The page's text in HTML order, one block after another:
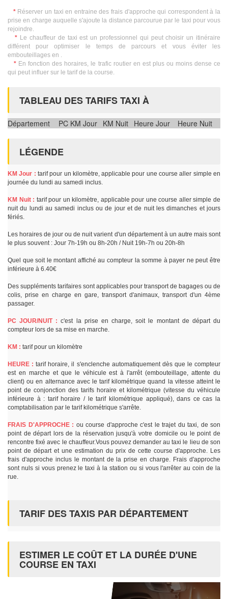
*Réserver un taxi en entraine des frais d'approche qui correspondent à la
prise en charge auquelle s'ajoute la distance parcourue par le taxi pour vous
rejoindre.
* Le chauffeur de taxi est un professionnel qui peut choisir un itinéraire
différent pour optimiser le temps de parcours et vous éviter les
embouteillages en .
* En fonction des horaires, le trafic routier en est plus ou moins dense ce
qui peut influer sur le tarif de la course.
TABLEAU DES TARIFS TAXI À
Département PC KM Jour KM Nuit Heure Jour Heure Nuit
LÉGENDE
KM Jour : tarif pour un kilomètre, applicable pour une course aller simple en
journée du lundi au samedi inclus.
KM Nuit : tarif pour un kilomètre, applicable pour une course aller simple de
nuit du lundi au samedi inclus ou de jour et de nuit les dimanches et jours
fériés.
Les horaires de jour ou de nuit varient d'un département à un autre mais sont
le plus souvent : Jour 7h-19h ou 8h-20h / Nuit 19h-7h ou 20h-8h
Quel que soit le montant affiché au compteur la somme à payer ne peut être
inférieure à 6.40€
Des suppléments tarifaires sont applicables pour transport de bagages ou de
colis, prise en charge en gare, transport d'animaux, transport d'un 4ème
passager.
PC JOUR/NUIT : c'est la prise en charge, soit le montant de départ du
compteur lors de sa mise en marche.
KM : tarif pour un kilomètre
HEURE : tarif horaire, il s'enclenche automatiquement dès que le compteur
est en marche et que le véhicule est à l'arrêt (embouteillage, attente du
client) ou en alternance avec le tarif kilométrique quand la vitesse atteint le
point de conjonction des tarifs horaire et kilométrique (vitesse du véhicule
inférieure à : tarif horaire / le tarif kilométrique appliqué), dans ce cas la
comptabilisation par le tarif kilométrique s'arrête.
FRAIS D'APPROCHE : ou course d'approche c'est le trajet du taxi, de son
point de départ lors de la réservation jusqu'à votre domicile ou le point de
rencontre fixé avec le chauffeur.Vous pouvez demander au taxi le lieu de son
point de départ et une estimation du prix de cette course d'approche. Les
frais d'approche inclus le montant de la prise en charge. Frais d'approche
sont nuls si vous prenez le taxi à la station ou si vous l'arrêter au coin de la
rue.
TARIF DES TAXIS PAR DÉPARTEMENT
ESTIMER LE COÛT ET LA DURÉE D'UNE
COURSE EN TAXI